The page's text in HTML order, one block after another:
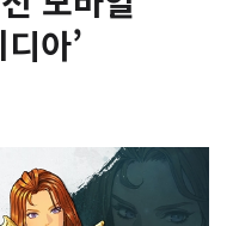
아’